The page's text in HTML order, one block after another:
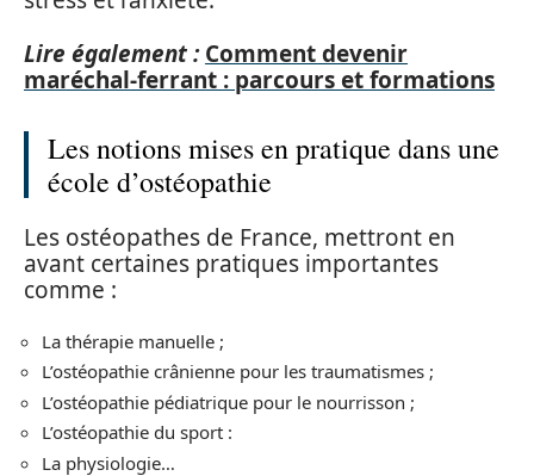
Lire également : Comment devenir
maréchal-ferrant : parcours et formations
Les notions mises en pratique dans une
école d’ostéopathie
Les ostéopathes de France, mettront en
avant certaines pratiques importantes
comme :
La thérapie manuelle ;
L’ostéopathie crânienne pour les traumatismes ;
L’ostéopathie pédiatrique pour le nourrisson ;
L’ostéopathie du sport :
La physiologie…